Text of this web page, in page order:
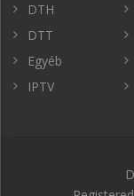
DTH
DTT
Egyéb
IPTV